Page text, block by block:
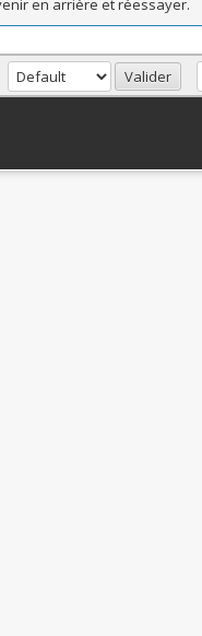
en arrière et réessayer.